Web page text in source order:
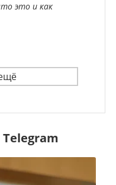
это и как